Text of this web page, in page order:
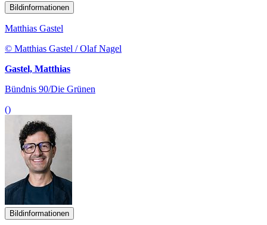
Bildinformationen
Matthias Gastel
© Matthias Gastel / Olaf Nagel
Gastel, Matthias
Bündnis 90/Die Grünen
()
Bildinformationen